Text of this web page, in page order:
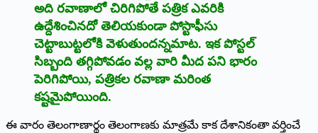
అది రవాణాలో చిరిగిపోతే పత్రిక ఎవరికి
ఉద్దేశించినదో తెలియకుండా పోస్టాఫీసు
చెట్టాబుట్టలోకి వెళుతుందన్నమాట. ఇక పోస్టల్‌
‌సిబ్బంది తగ్గిపోవడం వల్ల వారి మీద పని భారం
పెరిగిపోయి, పత్రికల రవాణా మరింత
కష్టమైపోయింది.
ఈ వారం తెలంగాణార్థం తెలంగాణకు మాత్రమే కాక దేశానికంతా వర్తించే